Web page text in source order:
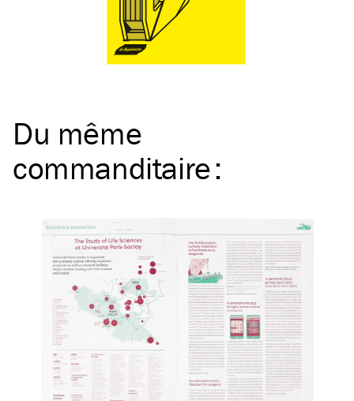
Du même
commanditaire: